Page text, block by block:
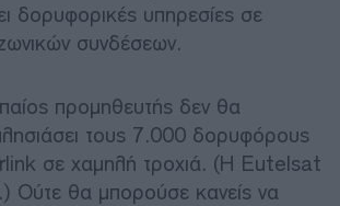
δορυφορικές υπηρεσίες σε
συνδέσεων.
προμηθευτής δεν θα
τους 7.000 δορυφόρους
σε χαμηλή τροχιά. (Η Eutelsat
Ούτε θα μπορούσε κανείς να